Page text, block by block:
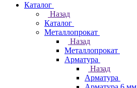
Каталог
Назад
Каталог
Металлопрокат
Назад
Металлопрокат
Арматура
Назад
Арматура